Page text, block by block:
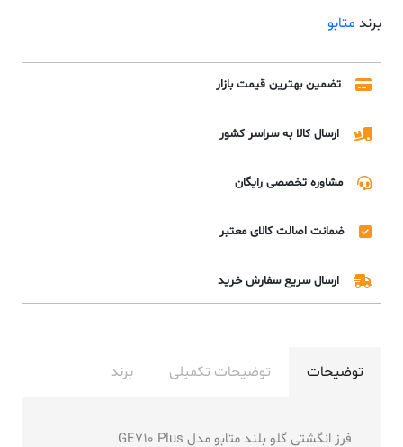
برند متابو
تضمین بهترین قیمت بازار
ارسال کالا به سراسر کشور
مشاوره تخصصی رایگان
ضمانت اصالت کالای معتبر
ارسال سریع سفارش خرید
توضیحات توضیحات تکمیلی برند
فرز انگشتی گلو بلند متابو مدل GE710 Plus